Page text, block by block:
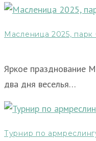
Масленица 2025, парк
Яркое празднование
два дня веселья…
Турнир по